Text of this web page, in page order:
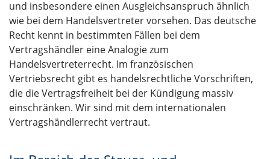
und insbesondere einen Ausgleichsanspruch ähnlich
wie bei dem Handelsvertreter vorsehen. Das deutsche
Recht kennt in bestimmten Fällen bei dem
Vertragshändler eine Analogie zum
Handelsvertreterrecht. Im französischen
Vertriebsrecht gibt es handelsrechtliche Vorschriften,
die die Vertragsfreiheit bei der Kündigung massiv
einschränken. Wir sind mit dem internationalen
Vertragshändlerrecht vertraut.